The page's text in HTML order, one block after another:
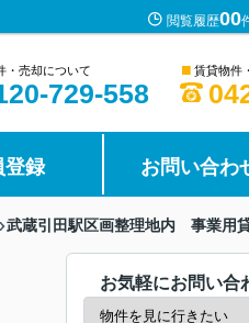
閲覧履歴00
・売却について
729-558
■ 賃貸物件
登録 お問い合わ
武蔵引田駅区画整理地内 事業用
お気軽にお問い合